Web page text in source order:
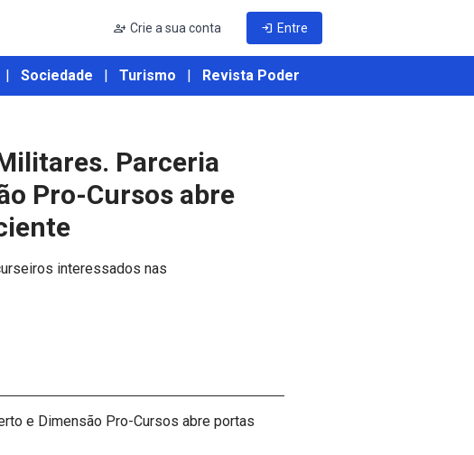
person_add Crie a sua conta login Entre
| Sociedade | Turismo | Revista Poder
Parceria
Pro-Cursos abre
interessados nas